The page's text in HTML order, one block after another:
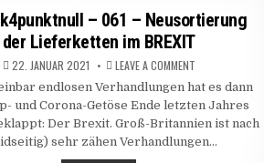
– 061 – Neusortierung
der Lieferketten im BREXIT
22. JANUAR 2021 LEAVE A COMMENTON
–
–
NEUSORTIERUNG
DER
LIEFERKETTEN
endlosen Verhandlungen hat es dann
und Corona-Getöse Ende letzten Jahres
Der Brexit. Groß-Britannien ist nach
sehr zähen Verhandlungen…